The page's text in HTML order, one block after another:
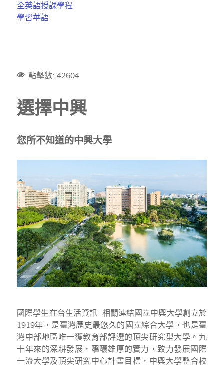
全英語授課學程
學習華語
點擊數: 42604
選擇中興
您所不知道的中興大學
國際學生在台生活資訊 相關連結國立中興大學創立於
1919年，是臺灣歷史最悠久的國立綜合大學，也是臺
灣中部地區唯一獲教育部評選的頂尖研究型大學。九
十年來的深耕發展，醞釀雄厚的實力，致力發展國際
一流大學及頂尖研究中心計畫目標，中興大學整合校